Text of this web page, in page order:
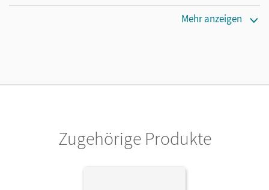
Mehr anzeigen
Zugehörige Produkte